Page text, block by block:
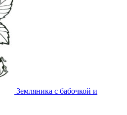
Земляника с бабочкой и